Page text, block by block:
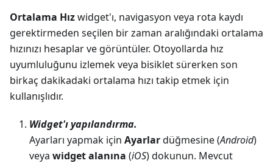
Ortalama Hızwidget'ı, navigasyon veya rota kaydı
gerektirmeden seçilen bir zaman aralığındaki ortalama
hızınızı hesaplar ve görüntüler. Otoyollarda hız
uyumluluğunu izlemek veya bisiklet sürerken son
birkaç dakikadaki ortalama hızı takip etmek için
kullanışlıdır.
Widget'ı yapılandırma.
Ayarları yapmak için Ayarlardüğmesine (Android)
veya widget alanına (iOS) dokunun. Mevcut